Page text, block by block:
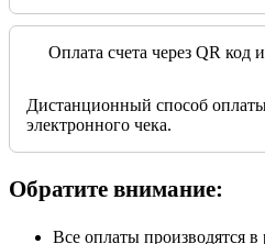
Оплата счета через QR
Дистанционный способ
электронного чека.
Обратите внимание:
Все оплаты производятся